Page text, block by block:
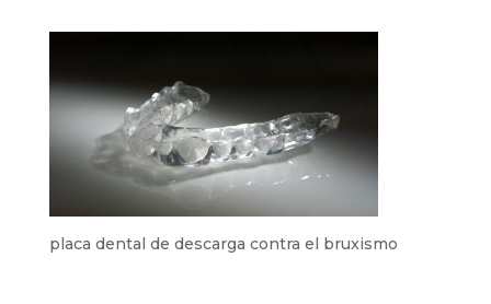
placa dental de descarga contra el bruxismo